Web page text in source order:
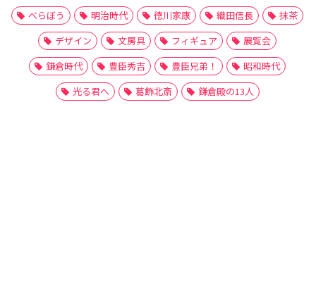
べらぼう
明治時代 徳川家康 織田信長
抹茶
デザイン
文房具 フィギュア
展覧会
鎌倉時代
豊臣秀吉 豊臣兄弟！
昭和時代
光る君へ
葛飾北斎 鎌倉殿の13人